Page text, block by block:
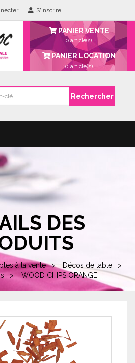
S'inscrire
PANIER VENTE
0 article(s)
PANIER LOCATION
0 article(s)
Rechercher
DES
à la vente
Décos de table
WOOD CHIPS ORANGE